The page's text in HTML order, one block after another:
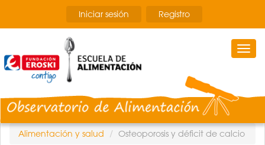
contenido
Iniciar sesión Registro
Alimentación y salud Osteoporosis y déficit de calcio